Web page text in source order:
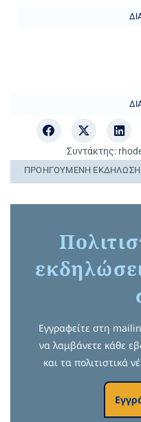
Συντάκτης:
ΠΡΟΗΓΟΎΜΕΝΗ ΕΚΔΉΛΩΣΗ
Εγγραφείτε στη
να λαμβάνετε κάθε
και τα πολιτιστικά